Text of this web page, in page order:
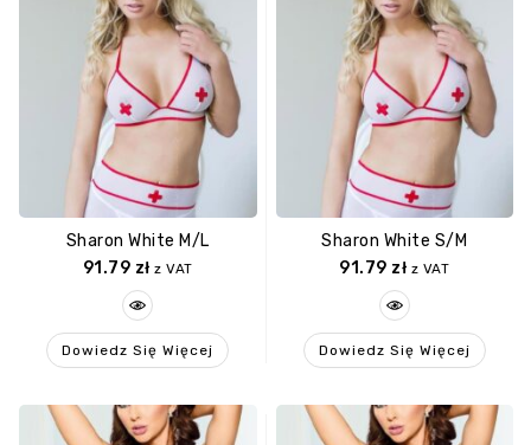
Sharon White M/L
91.79 zł z VAT
Dowiedz Się Więcej
Sharon White S/M
91.79 zł z VAT
Dowiedz Się Więcej